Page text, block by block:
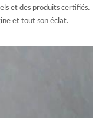
et des produits certifiés.
et tout son éclat.